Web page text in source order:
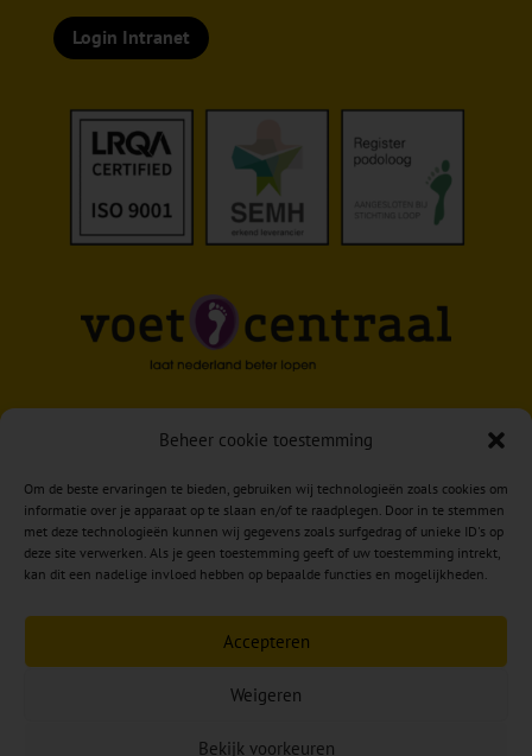
Beheer cookie toestemming
Om de beste ervaringen te bieden, gebruiken wij technologieën zoals cookies om
informatie over je apparaat op te slaan en/of te raadplegen. Door in te stemmen
met deze technologieën kunnen wij gegevens zoals surfgedrag of unieke ID's op
deze site verwerken. Als je geen toestemming geeft of uw toestemming intrekt,
kan dit een nadelige invloed hebben op bepaalde functies en mogelijkheden.
Accepteren
Weigeren
Bekijk voorkeuren
Login Intranet